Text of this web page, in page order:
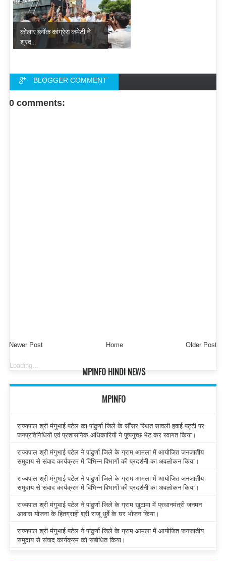
कोलार ब्लॉक कांग्रेस कमेटी ने
श्रद...
BLOGGER COMMENT
FACEBOOK COMMENT
0 comments:
Newer Post Older Post
Home
MPINFO HINDI NEWS
Loading...
MPINFO
राज्यपाल श्री मंगुभाई पटेल का पांढुर्णा जिले के सौंसर स्थित सावली हवाई पट्टी पर
जनप्रतिनिधियों एवं प्रशासनिक अधिकारियों ने पुष्पगुच्छ भेंट कर स्वागत किया।
राज्यपाल श्री मंगुभाई पटेल ने पांढुर्णा जिले के ग्राम आमला में आयोजित जनजातीय
समुदाय से संवाद कार्यक्रम में विभिन्न विभागों की प्रदर्शनी का अवलोकन किया।
राज्यपाल श्री मंगुभाई पटेल ने पांढुर्णा जिले के ग्राम आमला में आयोजित जनजातीय
समुदाय से संवाद कार्यक्रम में विभिन्न विभागों की प्रदर्शनी का अवलोकन किया।
राज्यपाल श्री मंगुभाई पटेल ने पांढुर्णा जिले के ग्राम खुटामा में प्रधानमंत्री जनमन
आवास योजना के हितग्राही श्री राजू धुर्वे के घर भोजन किया।
राज्यपाल श्री मंगुभाई पटेल ने पांढुर्णा जिले के ग्राम आमला में आयोजित जनजातीय
समुदाय से संवाद कार्यक्रम को संबोधित किया।